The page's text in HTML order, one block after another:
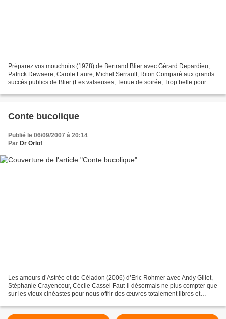
Préparez vos mouchoirs (1978) de Bertrand Blier avec Gérard Depardieu,
Patrick Dewaere, Carole Laure, Michel Serrault, Riton Comparé aux grands
succès publics de Blier (Les valseuses, Tenue de soirée, Trop belle pour
Conte bucolique
Publié le 06/09/2007 à 20:14
Par Dr Orlof
Les amours d’Astrée et de Céladon (2006) d’Eric Rohmer avec Andy Gillet,
Stéphanie Crayencour, Cécile Cassel Faut-il désormais ne plus compter que
sur les vieux cinéastes pour nous offrir des œuvres totalement libres et